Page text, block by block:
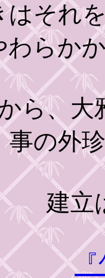
はそれ
わらか
、大
事の外
建立
『